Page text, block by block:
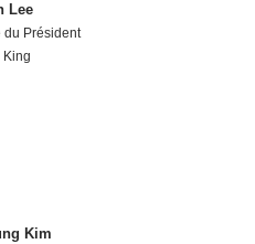
Lee
du Président
King
Kim